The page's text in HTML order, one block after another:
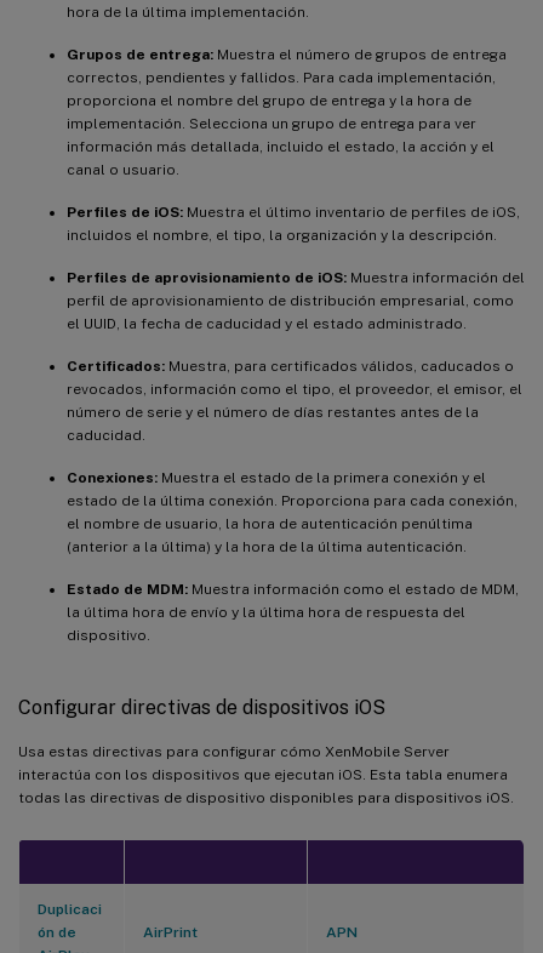
hora de la última implementación.
Grupos de entrega: Muestra el número de grupos de entrega
correctos, pendientes y fallidos. Para cada implementación,
proporciona el nombre del grupo de entrega y la hora de
implementación. Selecciona un grupo de entrega para ver
información más detallada, incluido el estado, la acción y el
canal o usuario.
Perfiles de iOS: Muestra el último inventario de perfiles de iOS,
incluidos el nombre, el tipo, la organización y la descripción.
Perfiles de aprovisionamiento de iOS: Muestra información del
perfil de aprovisionamiento de distribución empresarial, como
el UUID, la fecha de caducidad y el estado administrado.
Certificados: Muestra, para certificados válidos, caducados o
revocados, información como el tipo, el proveedor, el emisor, el
número de serie y el número de días restantes antes de la
caducidad.
Conexiones: Muestra el estado de la primera conexión y el
estado de la última conexión. Proporciona para cada conexión,
el nombre de usuario, la hora de autenticación penúltima
(anterior a la última) y la hora de la última autenticación.
Estado de MDM: Muestra información como el estado de MDM,
la última hora de envío y la última hora de respuesta del
dispositivo.
Configurar directivas de dispositivos iOS
Usa estas directivas para configurar cómo XenMobile Server
interactúa con los dispositivos que ejecutan iOS. Esta tabla enumera
todas las directivas de dispositivo disponibles para dispositivos iOS.
Duplicaci
ón de
AirPrint APN